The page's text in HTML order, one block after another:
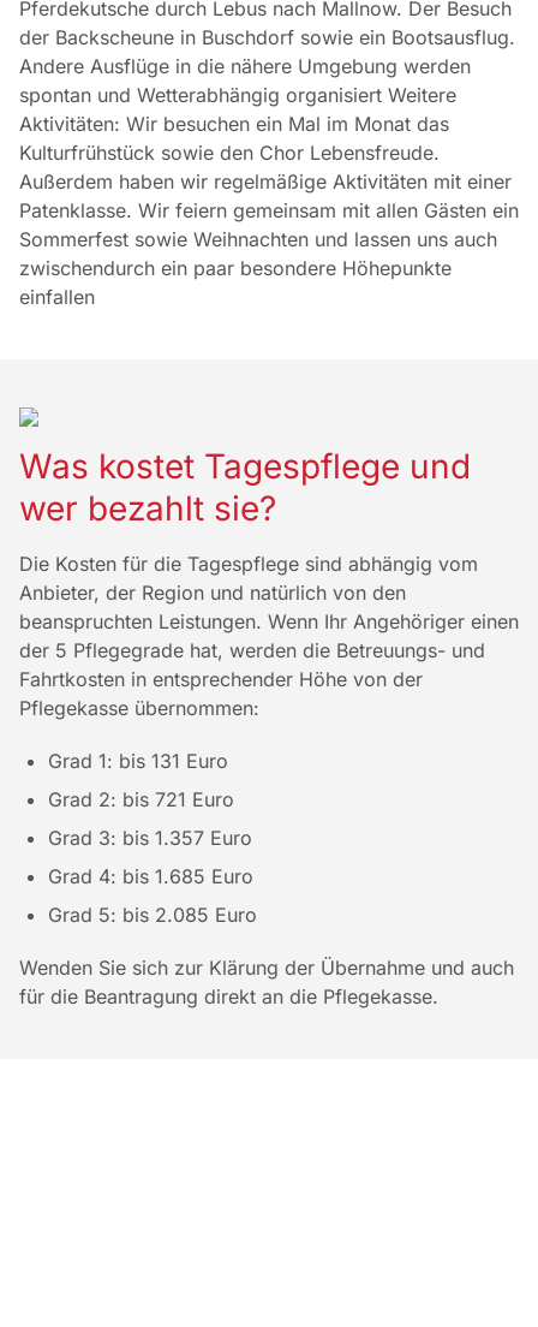
Pferdekutsche durch Lebus nach Mallnow. Der Besuch
der Backscheune in Buschdorf sowie ein Bootsausflug.
Andere Ausflüge in die nähere Umgebung werden
spontan und Wetterabhängig organisiert Weitere
Aktivitäten: Wir besuchen ein Mal im Monat das
Kulturfrühstück sowie den Chor Lebensfreude.
Außerdem haben wir regelmäßige Aktivitäten mit einer
Patenklasse. Wir feiern gemeinsam mit allen Gästen ein
Sommerfest sowie Weihnachten und lassen uns auch
zwischendurch ein paar besondere Höhepunkte
einfallen
Was kostet Tagespflege und
wer bezahlt sie?
Die Kosten für die Tagespflege sind abhängig vom
Anbieter, der Region und natürlich von den
beanspruchten Leistungen. Wenn Ihr Angehöriger einen
der 5 Pflegegrade hat, werden die Betreuungs- und
Fahrtkosten in entsprechender Höhe von der
Pflegekasse übernommen:
Grad 1: bis 131 Euro
Grad 2: bis 721 Euro
Grad 3: bis 1.357 Euro
Grad 4: bis 1.685 Euro
Grad 5: bis 2.085 Euro
Wenden Sie sich zur Klärung der Übernahme und auch
für die Beantragung direkt an die Pflegekasse.